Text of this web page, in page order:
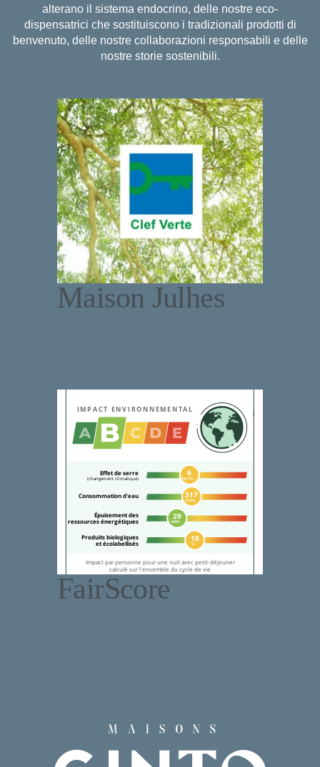
alterano il sistema endocrino, delle nostre eco-
dispensatrici che sostituiscono i tradizionali prodotti di
benvenuto, delle nostre collaborazioni responsabili e delle
nostre storie sostenibili.
Maison Julhes
FairScore